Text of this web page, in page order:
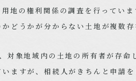
用地の権利関係の調査を行ってい
かどうかが分からない土地が複数
対象地域内の土地の所有者が存命
いますが、相続人がきちんと申請